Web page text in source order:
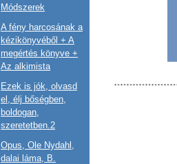
Módszerek
A fény harcosának a
kézikönyvéből + A
megértés könyve +
Az alkimista
Ezek is jók, olvasd
el, élj bőségben,
boldogan,
szeretetben.2
Opus, Ole Nydahl,
dalai láma, B.